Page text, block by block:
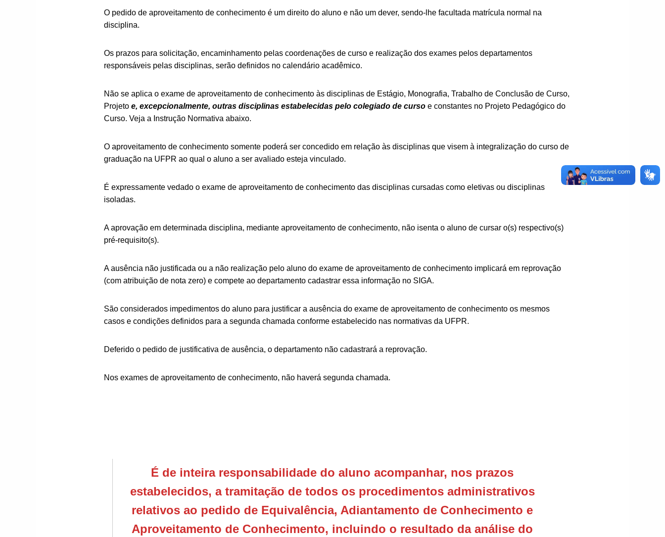
O pedido de aproveitamento de conhecimento é um direito do aluno e não um dever, sendo-lhe facultada matrícula normal na
disciplina.
Os prazos para solicitação, encaminhamento pelas coordenações de curso e realização dos exames pelos departamentos
responsáveis pelas disciplinas, serão definidos no calendário acadêmico.
Não se aplica o exame de aproveitamento de conhecimento às disciplinas de Estágio, Monografia, Trabalho de Conclusão de Curso,
Projeto e, excepcionalmente, outras disciplinas estabelecidas pelo colegiado de cursoe constantes no Projeto Pedagógico do
Curso. Veja a Instrução Normativa abaixo.
O aproveitamento de conhecimento somente poderá ser concedido em relação às disciplinas que visem à integralização do curso de
graduação na UFPR ao qual o aluno a ser avaliado esteja vinculado.
É expressamente vedado o exame de aproveitamento de conhecimento das disciplinas cursadas como eletivas ou disciplinas
isoladas.
A aprovação em determinada disciplina, mediante aproveitamento de conhecimento, não isenta o aluno de cursar o(s) respectivo(s)
pré-requisito(s).
A ausência não justificada ou a não realização pelo aluno do exame de aproveitamento de conhecimento implicará em reprovação
(com atribuição de nota zero) e compete ao departamento cadastrar essa informação no SIGA.
São considerados impedimentos do aluno para justificar a ausência do exame de aproveitamento de conhecimento os mesmos
casos e condições definidos para a segunda chamada conforme estabelecido nas normativas da UFPR.
Deferido o pedido de justificativa de ausência, o departamento não cadastrará a reprovação.
Nos exames de aproveitamento de conhecimento, não haverá segunda chamada.
É de inteira responsabilidade do aluno acompanhar, nos prazos
estabelecidos, a tramitação de todos os procedimentos administrativos
relativos ao pedido de Equivalência, Adiantamento de Conhecimento e
Aproveitamento de Conhecimento, incluindo o resultado da análise do